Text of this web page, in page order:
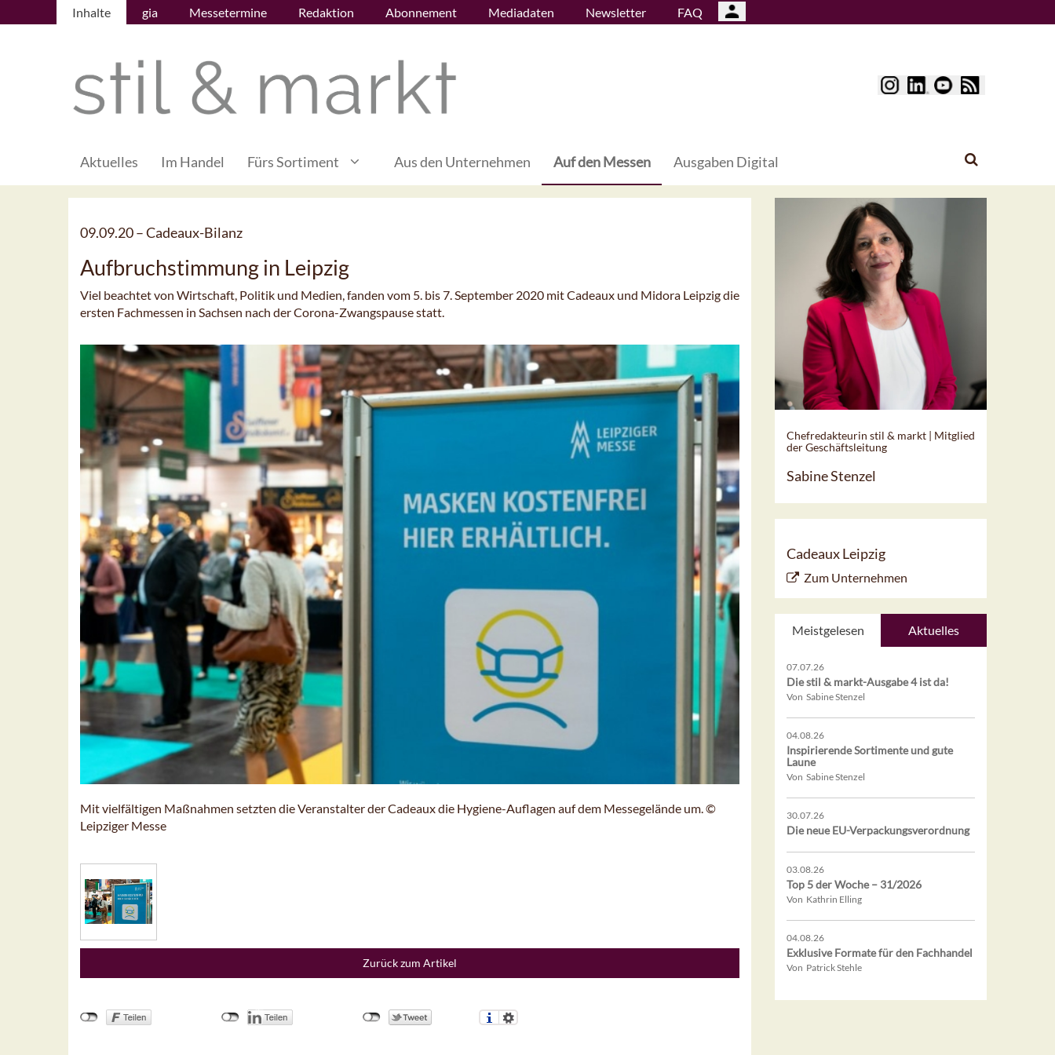
Inhalte gia Messetermine Redaktion Abonnement Mediadaten Newsletter FAQ
Aktuelles Im Handel Fürs Sortiment Aus den Unternehmen Auf den Messen Ausgaben Digital
09.09.20 –Cadeaux-Bilanz
Aufbruchstimmung in Leipzig
Viel beachtet von Wirtschaft, Politik und Medien, fanden vom 5. bis 7. September 2020 mit Cadeaux und Midora Leipzig die
ersten Fachmessen in Sachsen nach der Corona-Zwangspause statt.
Mit vielfältigen Maßnahmen setzten die Veranstalter der Cadeaux die Hygiene-Auflagen auf dem Messegelände um. ©
Leipziger Messe
Zurück zum Artikel
Chefredakteurin stil & markt | Mitglied
der Geschäftsleitung
Sabine Stenzel
Cadeaux Leipzig
Zum Unternehmen
Meistgelesen Aktuelles
07.07.26
Die stil & markt-Ausgabe 4 ist da!
Von Sabine Stenzel
04.08.26
Inspirierende Sortimente und gute
Laune
Von Sabine Stenzel
30.07.26
Die neue EU-Verpackungsverordnung
03.08.26
Top 5 der Woche – 31/2026
Von Kathrin Elling
04.08.26
Exklusive Formate für den Fachhandel
Von Patrick Stehle